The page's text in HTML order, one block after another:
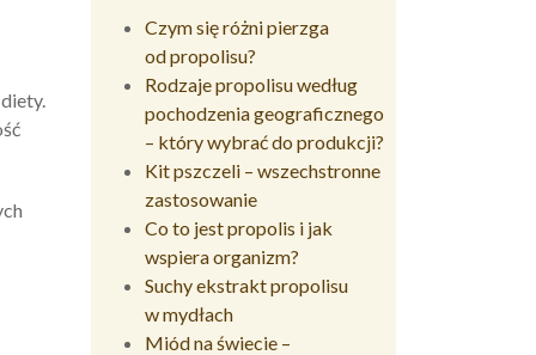
Czym się różni pierzga
od propolisu?
Rodzaje propolisu według
pochodzenia geograficznego
– który wybrać do produkcji?
Kit pszczeli – wszechstronne
zastosowanie
Co to jest propolis i jak
wspiera organizm?
Suchy ekstrakt propolisu
w mydłach
Miód na świecie –